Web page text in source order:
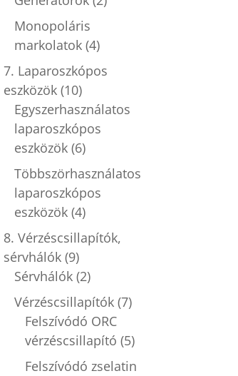
Monopoláris
markolatok (4)
7. Laparoszkópos
eszközök (10)
Egyszerhasználatos
laparoszkópos
eszközök (6)
Többszörhasználatos
laparoszkópos
eszközök (4)
8. Vérzéscsillapítók,
sérvhálók (9)
Sérvhálók (2)
Vérzéscsillapítók (7)
Felszívódó ORC
vérzéscsillapító (5)
Felszívódó zselatin